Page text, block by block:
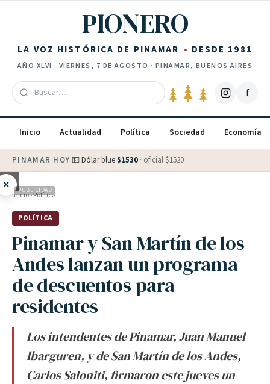
PIONERO
LA VOZ HISTÓRICA DE PINAMAR DESDE 1981
AÑO XLVI · VIERNES, 7 DE AGOSTO · PINAMAR, BUENOS AIRES
f
Inicio Actualidad Política Sociedad Economía
PINAMAR HOY·💵 Dólar blue $1530 · oficial $1520
× PUBLICIDAD
Inicio›Política
POLÍTICA
Pinamar y San Martín de los
Andes lanzan un programa
de descuentos para
residentes
Los intendentes de Pinamar, Juan Manuel
Ibarguren, y de San Martín de los Andes,
Carlos Saloniti, firmaron este jueves un